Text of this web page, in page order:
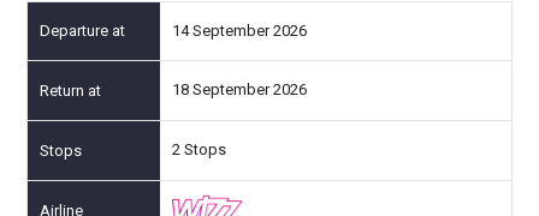
14 September 2026
18 September 2026
2 Stops